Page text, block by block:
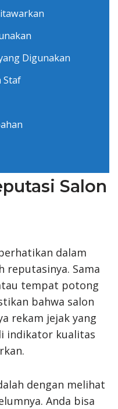
Digunakan
Staf
Salon
dalam
reputasinya. Sama
tempat potong
bahwa salon
rekam jejak yang
indikator kualitas
dengan melihat
Anda bisa